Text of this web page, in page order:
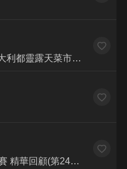
歐洲菜市場大巡禮 義大利都靈露天菜市場(普)
2017 Crufts 與狗共舞賽 精華回顧(第24集) (普)